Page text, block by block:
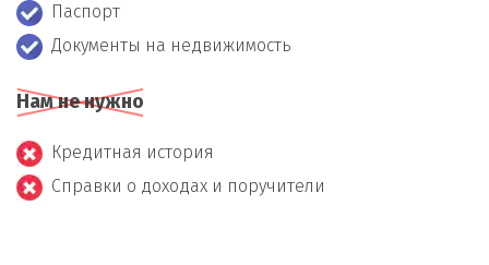
Паспорт
Документы на недвижимость
Нам не нужно
Кредитная история
Справки о доходах и поручители